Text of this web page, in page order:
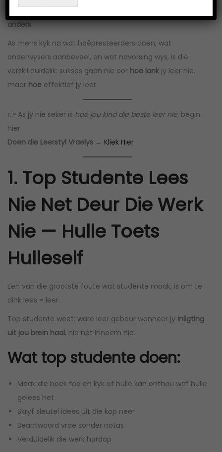
anders.
As mens kyk na wat hoëpresteerders doen, wat
onderwysers aanbeveel, en wat navorsing wys, is die
verskil duidelik: sukses gaan nie oor hoe lank jy leer nie,
maar hoe effektief jy leer.
👉 As jy nie seker is hoe jou kind die beste leer nie, begin
hier:
Doen die Leerstyl Vraelys → Kliek Hier
1. Top Studente Lees
Nie Net Deur Die Werk
Nie — Hulle Toets
Hulleself
Een van die grootste foute wat studente maak, is om te
dink lees = leer.
Top studente weet: ware leer gebeur wanneer jy inligting
uit jou brein haal, nie net inneem nie.
Wat top studente doen:
Maak die boek toe en kyk of hulle kan onthou wat hulle
gelees het
Skryf sleutel idees uit die kop neer
Beantwoord vrae sonder notas
Verduidelik die werk hardop